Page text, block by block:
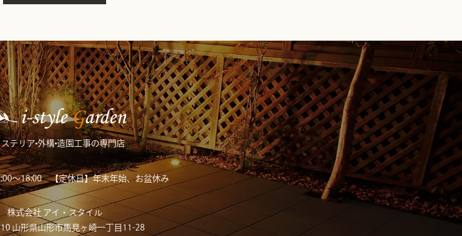
テリア•外構•造園工事の専門店
～18:00【定休日】年末年始、お盆休み
株式会社 アイ・スタイル
山形県山形市馬見ヶ崎一丁目11-28